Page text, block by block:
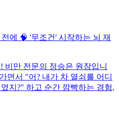
에 🧠 '무조건' 시작하는 뇌 재
비만 전문의 정승은 원장입니
면서 "어? 내가 차 열쇠를 어디
지?" 하고 순간 깜빡하는 경험,